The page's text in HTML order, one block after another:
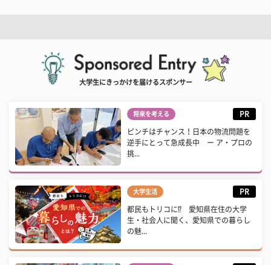
大学生にきっかけを届けるスポンサー
将来を考える PR
ピンチはチャンス！日本の物流問題を
逆手にとって急成長中 ー ア・プロの
挑...
大学生活 PR
都民もトリコに⁉ 愛知県在住の大学
生・社会人に聞く、愛知県での暮らし
の魅...